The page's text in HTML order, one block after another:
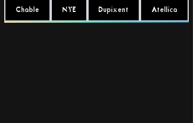
Chable NYE Dupixent Atellica